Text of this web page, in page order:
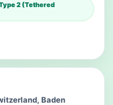
2 (Tethered
Baden